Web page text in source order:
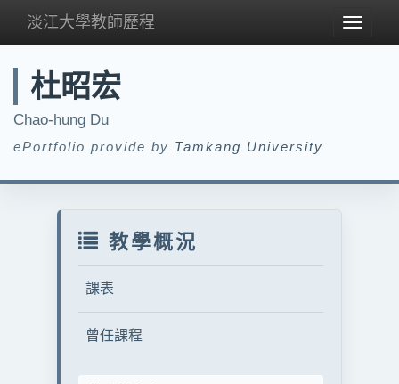
Toggle
淡江大學教師歷程
杜昭宏
Chao-hung Du
ePortfolio provide by Tamkang University
教學概況
課表
曾任課程